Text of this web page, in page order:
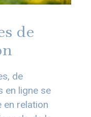
de
de
en ligne se
en relation